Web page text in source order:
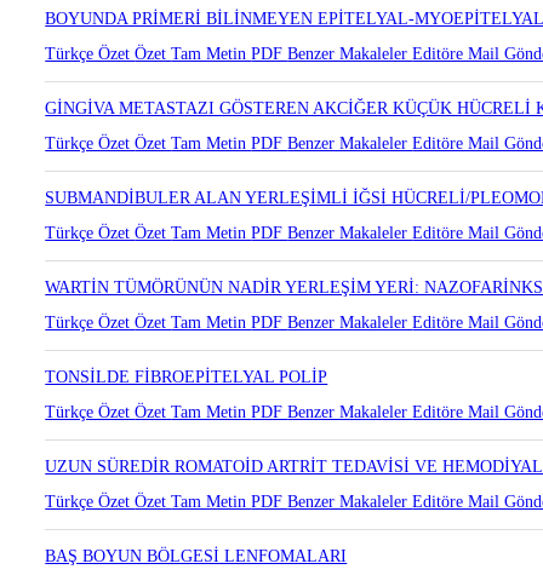
BOYUNDA PRİMERİ BİLİNMEYEN EPİTELYAL-
Türkçe ÖzetÖzetTam MetinPDFBenzer MakalelerEditöre Mail
GİNGİVA METASTAZI GÖSTEREN AKCİĞER KÜÇÜK HÜCRELİ
Türkçe ÖzetÖzetTam MetinPDFBenzer MakalelerEditöre Mail
SUBMANDİBULER ALAN YERLEŞİMLİ İĞSİ HÜCRELİ/
Türkçe ÖzetÖzetTam MetinPDFBenzer MakalelerEditöre Mail
WARTİN TÜMÖRÜNÜN NADİR YERLEŞİM YERİ: NAZOFARİNKS
Türkçe ÖzetÖzetTam MetinPDFBenzer MakalelerEditöre Mail
TONSİLDE FİBROEPİTELYAL POLİP
Türkçe ÖzetÖzetTam MetinPDFBenzer MakalelerEditöre Mail
UZUN SÜREDİR ROMATOİD ARTRİT TEDAVİSİ VE
Türkçe ÖzetÖzetTam MetinPDFBenzer MakalelerEditöre Mail
BAŞ BOYUN BÖLGESİ LENFOMALARI